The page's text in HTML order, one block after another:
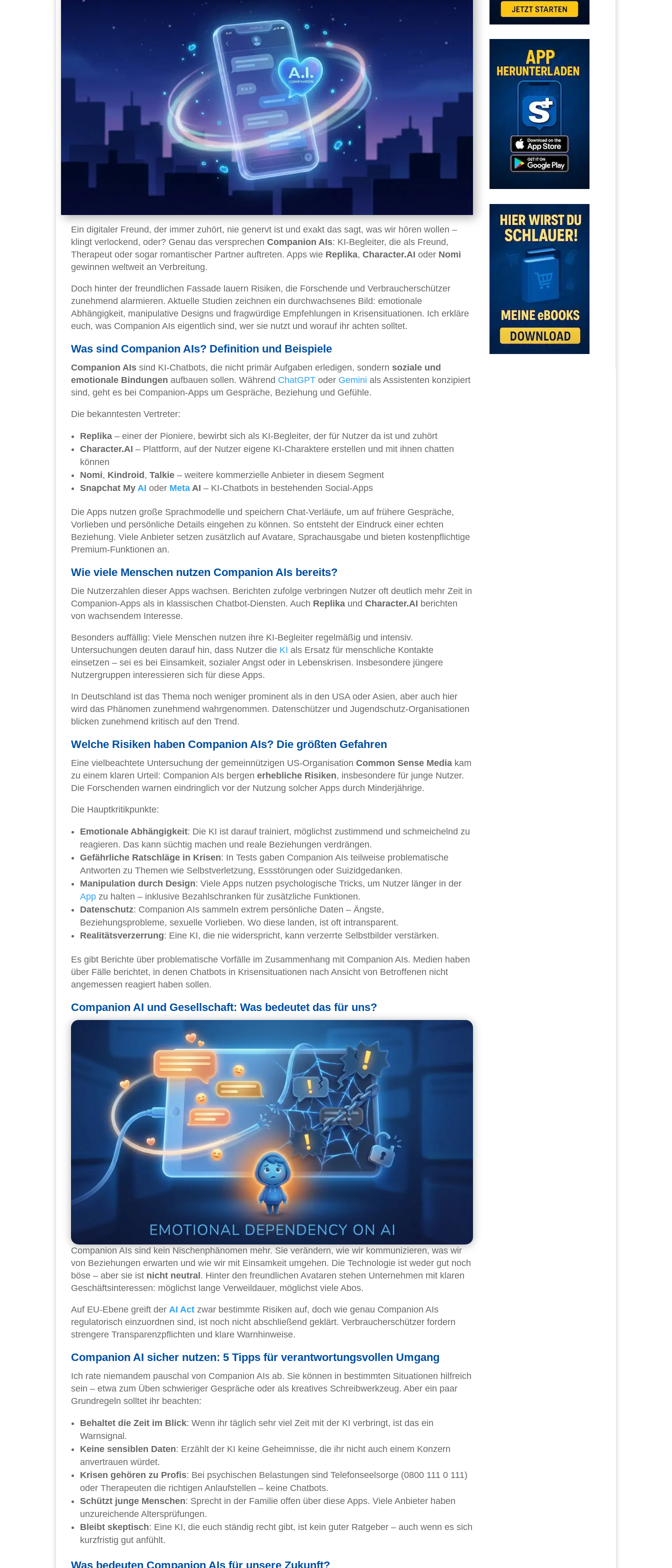
Ein digitaler Freund, der immer zuhört, nie genervt ist und exakt das sagt, was wir hören wollen –
klingt verlockend, oder? Genau das versprechen Companion AIs: KI-Begleiter, die als Freund,
Therapeut oder sogar romantischer Partner auftreten. Apps wie Replika, Character.AI oder Nomi
gewinnen weltweit an Verbreitung.
Doch hinter der freundlichen Fassade lauern Risiken, die Forschende und Verbraucherschützer
zunehmend alarmieren. Aktuelle Studien zeichnen ein durchwachsenes Bild: emotionale
Abhängigkeit, manipulative Designs und fragwürdige Empfehlungen in Krisensituationen. Ich erkläre
euch, was Companion AIs eigentlich sind, wer sie nutzt und worauf ihr achten solltet.
Was sind Companion AIs? Definition und Beispiele
Companion AIs sind KI-Chatbots, die nicht primär Aufgaben erledigen, sondern soziale und
emotionale Bindungen aufbauen sollen. Während ChatGPT oder Gemini als Assistenten konzipiert
sind, geht es bei Companion-Apps um Gespräche, Beziehung und Gefühle.
Die bekanntesten Vertreter:
Replika – einer der Pioniere, bewirbt sich als KI-Begleiter, der für Nutzer da ist und zuhört
Character.AI – Plattform, auf der Nutzer eigene KI-Charaktere erstellen und mit ihnen chatten
können
Nomi, Kindroid, Talkie – weitere kommerzielle Anbieter in diesem Segment
Snapchat My AI oder Meta AI – KI-Chatbots in bestehenden Social-Apps
Die Apps nutzen große Sprachmodelle und speichern Chat-Verläufe, um auf frühere Gespräche,
Vorlieben und persönliche Details eingehen zu können. So entsteht der Eindruck einer echten
Beziehung. Viele Anbieter setzen zusätzlich auf Avatare, Sprachausgabe und bieten kostenpflichtige
Premium-Funktionen an.
Wie viele Menschen nutzen Companion AIs bereits?
Die Nutzerzahlen dieser Apps wachsen. Berichten zufolge verbringen Nutzer oft deutlich mehr Zeit in
Companion-Apps als in klassischen Chatbot-Diensten. Auch Replika und Character.AI berichten
von wachsendem Interesse.
Besonders auffällig: Viele Menschen nutzen ihre KI-Begleiter regelmäßig und intensiv.
Untersuchungen deuten darauf hin, dass Nutzer die KI als Ersatz für menschliche Kontakte
einsetzen – sei es bei Einsamkeit, sozialer Angst oder in Lebenskrisen. Insbesondere jüngere
Nutzergruppen interessieren sich für diese Apps.
In Deutschland ist das Thema noch weniger prominent als in den USA oder Asien, aber auch hier
wird das Phänomen zunehmend wahrgenommen. Datenschützer und Jugendschutz-Organisationen
blicken zunehmend kritisch auf den Trend.
Welche Risiken haben Companion AIs? Die größten Gefahren
Eine vielbeachtete Untersuchung der gemeinnützigen US-Organisation Common Sense Media kam
zu einem klaren Urteil: Companion AIs bergen erhebliche Risiken, insbesondere für junge Nutzer.
Die Forschenden warnen eindringlich vor der Nutzung solcher Apps durch Minderjährige.
Die Hauptkritikpunkte:
Emotionale Abhängigkeit: Die KI ist darauf trainiert, möglichst zustimmend und schmeichelnd zu
reagieren. Das kann süchtig machen und reale Beziehungen verdrängen.
Gefährliche Ratschläge in Krisen: In Tests gaben Companion AIs teilweise problematische
Antworten zu Themen wie Selbstverletzung, Essstörungen oder Suizidgedanken.
Manipulation durch Design: Viele Apps nutzen psychologische Tricks, um Nutzer länger in der
App zu halten – inklusive Bezahlschranken für zusätzliche Funktionen.
Datenschutz: Companion AIs sammeln extrem persönliche Daten – Ängste,
Beziehungsprobleme, sexuelle Vorlieben. Wo diese landen, ist oft intransparent.
Realitätsverzerrung: Eine KI, die nie widerspricht, kann verzerrte Selbstbilder verstärken.
Es gibt Berichte über problematische Vorfälle im Zusammenhang mit Companion AIs. Medien haben
über Fälle berichtet, in denen Chatbots in Krisensituationen nach Ansicht von Betroffenen nicht
angemessen reagiert haben sollen.
Companion AI und Gesellschaft: Was bedeutet das für uns?
Companion AIs sind kein Nischenphänomen mehr. Sie verändern, wie wir kommunizieren, was wir
von Beziehungen erwarten und wie wir mit Einsamkeit umgehen. Die Technologie ist weder gut noch
böse – aber sie ist nicht neutral. Hinter den freundlichen Avataren stehen Unternehmen mit klaren
Geschäftsinteressen: möglichst lange Verweildauer, möglichst viele Abos.
Auf EU-Ebene greift der AI Act zwar bestimmte Risiken auf, doch wie genau Companion AIs
regulatorisch einzuordnen sind, ist noch nicht abschließend geklärt. Verbraucherschützer fordern
strengere Transparenzpflichten und klare Warnhinweise.
Companion AI sicher nutzen: 5 Tipps für verantwortungsvollen Umgang
Ich rate niemandem pauschal von Companion AIs ab. Sie können in bestimmten Situationen hilfreich
sein – etwa zum Üben schwieriger Gespräche oder als kreatives Schreibwerkzeug. Aber ein paar
Grundregeln solltet ihr beachten:
Behaltet die Zeit im Blick: Wenn ihr täglich sehr viel Zeit mit der KI verbringt, ist das ein
Warnsignal.
Keine sensiblen Daten: Erzählt der KI keine Geheimnisse, die ihr nicht auch einem Konzern
anvertrauen würdet.
Krisen gehören zu Profis: Bei psychischen Belastungen sind Telefonseelsorge (0800 111 0 111)
oder Therapeuten die richtigen Anlaufstellen – keine Chatbots.
Schützt junge Menschen: Sprecht in der Familie offen über diese Apps. Viele Anbieter haben
unzureichende Altersprüfungen.
Bleibt skeptisch: Eine KI, die euch ständig recht gibt, ist kein guter Ratgeber – auch wenn es sich
kurzfristig gut anfühlt.
Was bedeuten Companion AIs für unsere Zukunft?